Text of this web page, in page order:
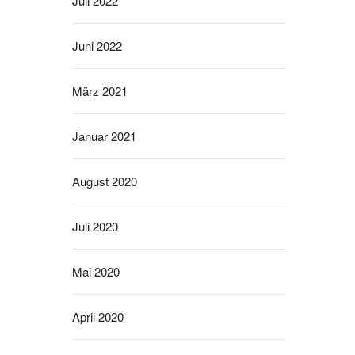
Juni 2022
März 2021
Januar 2021
August 2020
Juli 2020
Mai 2020
April 2020